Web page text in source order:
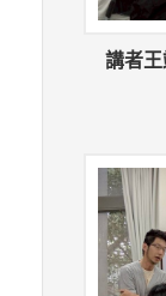
講者